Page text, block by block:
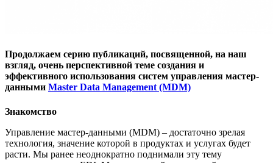
Продолжаем серию публикаций, посвященной, на наш
взгляд, очень перспективной теме создания и
эффективного использования систем управления мастер-
данными Master Data Management (MDM)
Знакомство
Управление мастер-данными (MDM) – достаточно зрелая
технология, значение которой в продуктах и услугах будет
расти. Мы ранее неоднократно поднимали эту тему